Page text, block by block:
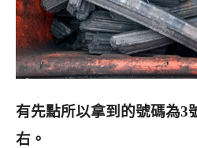
有先點所以拿到的號碼為3
右。